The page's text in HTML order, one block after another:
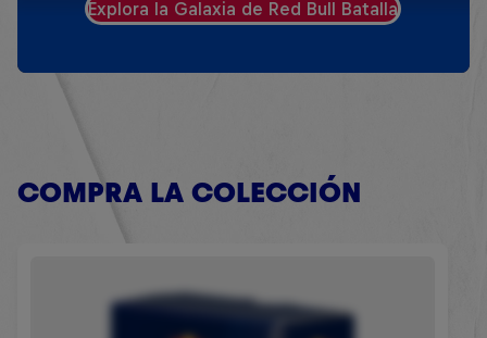
Explora la Galaxia de Red Bull Batalla
COMPRA LA COLECCIÓN